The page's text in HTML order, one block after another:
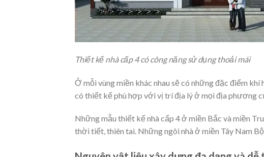
Thiết kế nhà cấp 4 có công năng sử dụng thoải mái
Ở mỗi vùng miền khác nhau sẽ có những đặc điểm khí
có thiết kế phù hợp với vị trí địa lý ở mọi địa phương
Những mẫu thiết kế nhà cấp 4 ở miền Bắc và miền
thời tiết, thiên tai. Những ngôi nhà ở miền Tây Nam